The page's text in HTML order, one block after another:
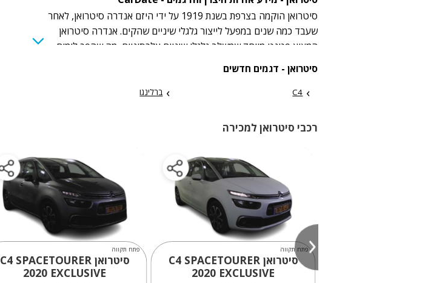
סיטרואן הוקמה בצרפת בשנת 1919 על ידי היזם אנדרה סיטרואן, לאחר
שעבד כמה שנים במפעל לייצור גלגלי שיניים שהקים. אנדרה סיטרואן
המציא פטנט מיוחד שמשלב גלגלי שיניים אלכסוניים, מה שהפך לימים
הצלחת הרכבים הראשונים שהושקו, החברה התקדמה לייצור המוני.
לחדשנית ופורצת דרך עוד מראשיתה, עם הקפדה על עיצוב מרהיב,
טכנולוגיה מתקדמת ונוכחות עקבית בתחרויות מרוצים.
סיטרואן - דגמים חדשים
C4 ברלינגו
רכבי סיטרואן למכירה
פתח תקווה
סיטרואן C4 SPACETOURER
EXCLUSIVE
2020
פתח תקווה
סיטרואן C4 SPACETOURER
EXCLUSIVE
2020